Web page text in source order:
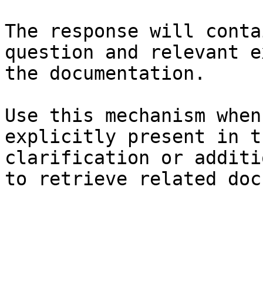
The response will
question and relevant
the documentation.
Use this mechanism
explicitly present in
clarification or